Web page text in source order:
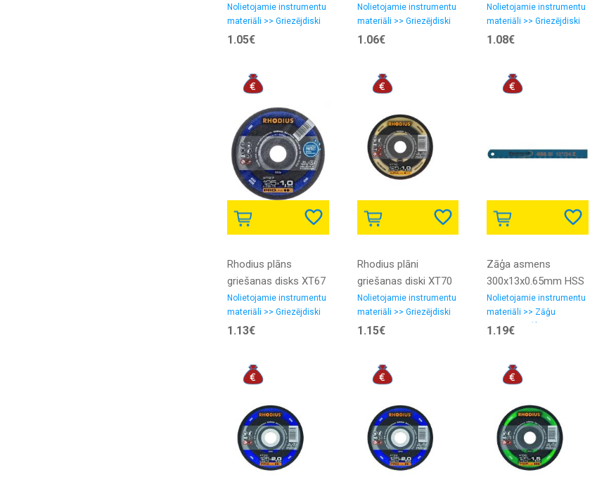
metālam
125x1.0x22.2 3 mm.
(Standard for Inox)
Nolietojamie instrumentu
materiāli >> Griezējdiski
1.05€
125x2.0x22.23
Nolietojamie instrumentu
materiāli >> Griezējdiski
1.06€
125x1.5x22.23
Nolietojamie instrumentu
materiāli >> Griezējdiski
1.08€
Rhodius plāns
griešanas disks XT67
125x1.0x22.23
Nolietojamie instrumentu
materiāli >> Griezējdiski
1.13€
Rhodius plāni
griešanas diski XT70
125x1.0-1.5x22.23
Nolietojamie instrumentu
materiāli >> Griezējdiski
1.15€
Zāģa asmens
300x13x0.65mm HSS
Z24 FORMAT
Nolietojamie instrumentu
materiāli >> Zāģu
asmeņi, zāģlentas
1.19€